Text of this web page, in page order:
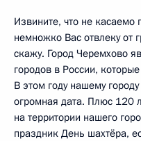
Извините, что не
немножко Вас отвлеку от
скажу. Город Черемхово
городов в России,
В этом году нашему
огромная дата. Плюс 120
на территории нашего
праздник День шахтёра,